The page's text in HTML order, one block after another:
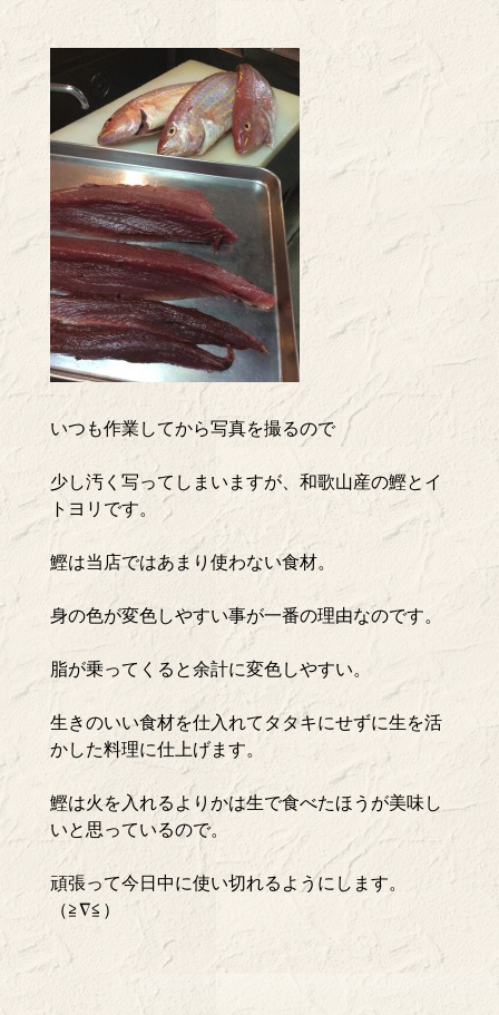
いつも作業してから写真を撮るので
少し汚く写ってしまいますが、和歌山産の鰹とイ
トヨリです。
鰹は当店ではあまり使わない食材。
身の色が変色しやすい事が一番の理由なのです。
脂が乗ってくると余計に変色しやすい。
生きのいい食材を仕入れてタタキにせずに生を活
かした料理に仕上げます。
鰹は火を入れるよりかは生で食べたほうが美味し
いと思っているので。
頑張って今日中に使い切れるようにします。
（≧∇≦）